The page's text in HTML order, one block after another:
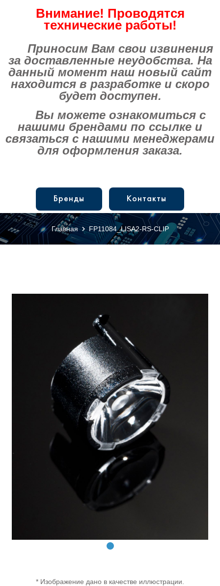
Внимание! Проводятся
технические работы!
Приносим Вам свои извинения
за доставленные неудобства. На
данный момент наш новый сайт
находится в разработке и скоро
будет доступен.
Вы можете ознакомиться с
нашими брендами по ссылке и
связаться с нашими менеджерами
для оформления заказа.
Бренды Контакты
Главная FP11084_LISA2-RS-CLIP
* Изображение дано в качестве иллюстрации.